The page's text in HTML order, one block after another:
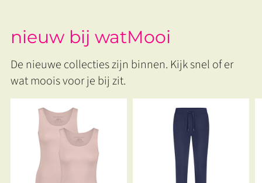
nieuw bij watMooi
De nieuwe collecties zijn binnen. Kijk snel of er
wat moois voor je bij zit.